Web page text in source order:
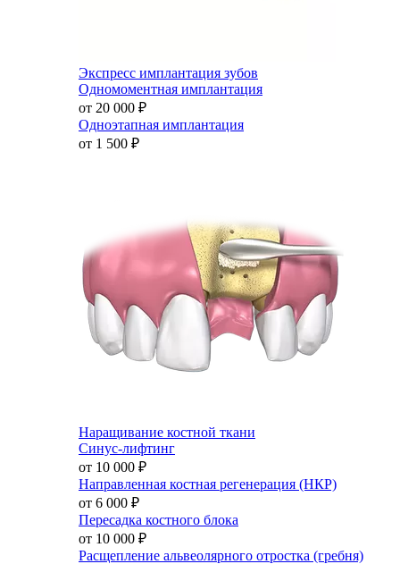
Экспресс имплантация зубов
Одномоментная имплантация
от 20 000 ₽
Одноэтапная имплантация
от 1 500 ₽
Наращивание костной ткани
Синус-лифтинг
от 10 000 ₽
Направленная костная регенерация (НКР)
от 6 000 ₽
Пересадка костного блока
от 10 000 ₽
Расщепление альвеолярного отростка (гребня)